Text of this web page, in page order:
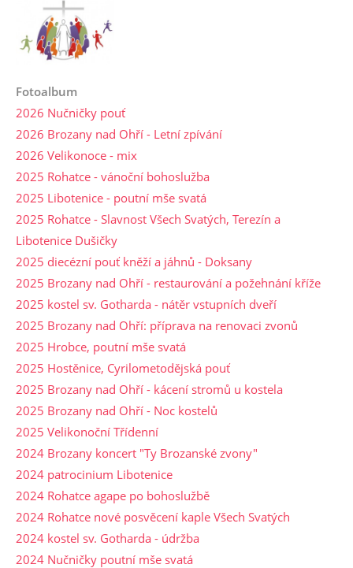
Fotoalbum
2026 Nučničky pouť
2026 Brozany nad Ohří - Letní zpívání
2026 Velikonoce - mix
2025 Rohatce - vánoční bohoslužba
2025 Libotenice - poutní mše svatá
2025 Rohatce - Slavnost Všech Svatých, Terezín a
Libotenice Dušičky
2025 diecézní pouť kněží a jáhnů - Doksany
2025 Brozany nad Ohří - restaurování a požehnání kříže
2025 kostel sv. Gotharda - nátěr vstupních dveří
2025 Brozany nad Ohří: příprava na renovaci zvonů
2025 Hrobce, poutní mše svatá
2025 Hostěnice, Cyrilometodějská pouť
2025 Brozany nad Ohří - kácení stromů u kostela
2025 Brozany nad Ohří - Noc kostelů
2025 Velikonoční Třídenní
2024 Brozany koncert "Ty Brozanské zvony"
2024 patrocinium Libotenice
2024 Rohatce agape po bohoslužbě
2024 Rohatce nové posvěcení kaple Všech Svatých
2024 kostel sv. Gotharda - údržba
2024 Nučničky poutní mše svatá